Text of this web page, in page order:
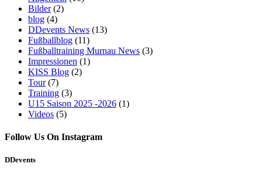
Bilder(2)
blog (4)
DDevents News (13)
Fußballblog (11)
Fußballtraining Murnau News (3)
Impressionen (1)
KISS Blog (2)
Tour(7)
Training (3)
U15 Saison 2025 -2026 (1)
Videos (5)
Follow Us On Instagram
DDevents